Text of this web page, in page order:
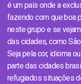
é um país onde a
fazendo com que boa
neste grupo e se
das cidades, como
Seja pela cor, idioma
parte das cidades
refugiados situações